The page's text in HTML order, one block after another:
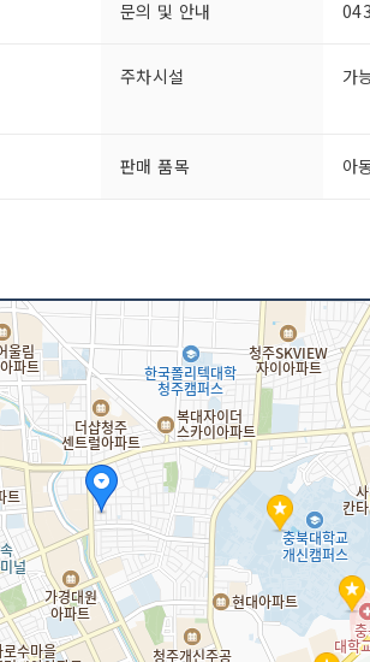
문의 및 안내
주차시설 가
판매 품목 아